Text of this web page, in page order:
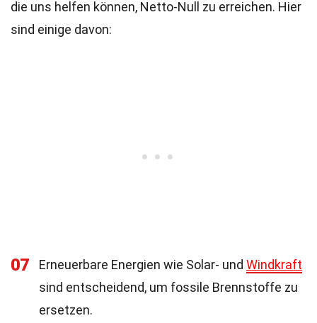
die uns helfen können, Netto-Null zu erreichen. Hier
sind einige davon:
07 Erneuerbare Energien wie Solar- und Windkraft
sind entscheidend, um fossile Brennstoffe zu
ersetzen.